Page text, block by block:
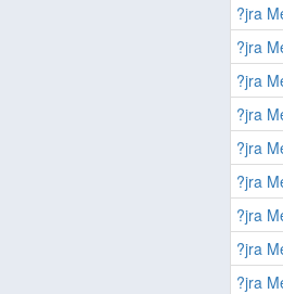
?jra
?jra
?jra
?jra
?jra
?jra
?jra
?jra
?jra